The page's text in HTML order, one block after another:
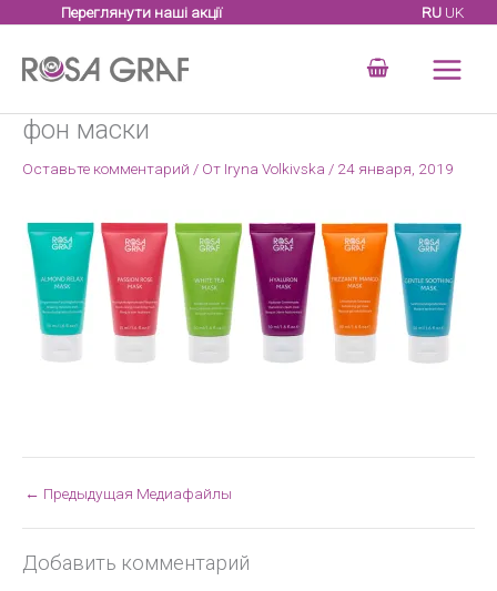
содержимому
Переглянути наші акції RU UK
фон маски
Оставьте комментарий / От Iryna Volkivska / 24 января, 2019
← Предыдущая Медиафайлы
Добавить комментарий